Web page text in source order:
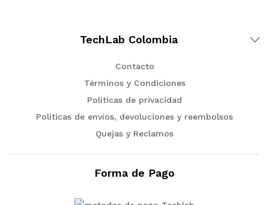
TechLab Colombia
Contacto
Términos y Condiciones
Políticas de privacidad
Políticas de envíos, devoluciones y reembolsos
Quejas y Reclamos
Forma de Pago